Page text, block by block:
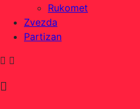
Rukomet
Zvezda
Partizan